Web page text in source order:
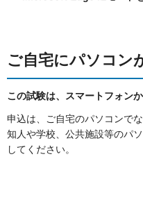
ご自宅にパソコン
この試験は、スマートフォン
申込は、ご自宅のパソコンで
知人や学校、公共施設等のパ
してください。